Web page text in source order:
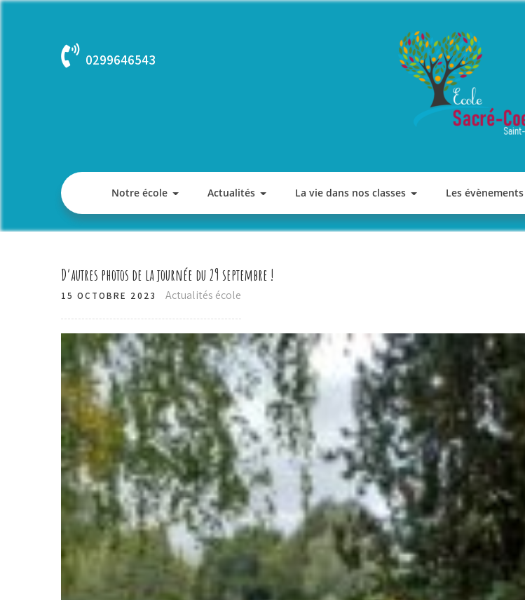
Skip
0299646543
ECOLE SACRE COEUR
Notre école Actualités La vie dans nos classes Les évènements
D’autres photos de la journée du 29 septembre !
15 OCTOBRE 2023 Actualités école